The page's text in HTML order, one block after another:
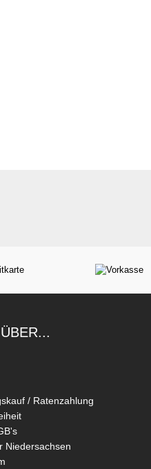
/ Ratenzahlung
Niedersachsen